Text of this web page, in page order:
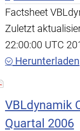
Factsheet
Zuletzt
22:00:00 UTC
Herunterladen
VBLdynamik
Quartal 2006